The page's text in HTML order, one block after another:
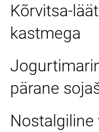
Kõrvitsa-
kastmega
pärane
Nostalgiline